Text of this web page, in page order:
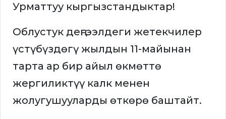
Урматтуу кыргызстандыктар!
Облустук деңгээлдеги жетекчилер
үстүбүздөгү жылдын 11-майынан
тарта ар бир айыл өкмөттө
жергиликтүү калк менен
жолугушууларды өткөрө баштайт.